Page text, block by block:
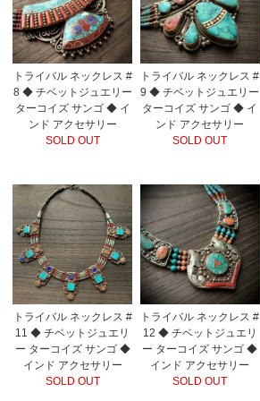
トライバル ネックレス #
8 ◆ チベットジュエリー
ターコイズ サンゴ ◆ イ
ンド アクセサリー
SOLD OUT
トライバル ネックレス #
9 ◆ チベットジュエリー
ターコイズ サンゴ ◆ イ
ンド アクセサリー
SOLD OUT
トライバル ネックレス #
11 ◆ チベットジュエリ
ー ターコイズ サンゴ ◆
インド アクセサリー
SOLD OUT
トライバル ネックレス #
12 ◆ チベットジュエリ
ー ターコイズ サンゴ ◆
インド アクセサリー
SOLD OUT